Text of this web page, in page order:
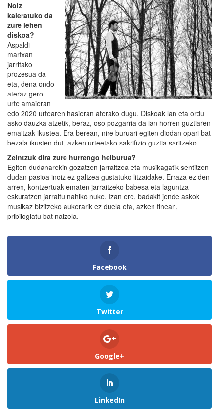
Noiz
kaleratuko da
zure lehen
diskoa?
Aspaldi
martxan
jarritako
prozesua da
eta, dena ondo
ateraz gero,
urte amaieran
edo 2020 urtearen hasieran aterako dugu. Diskoak lan eta ordu
asko dauzka atzetik, beraz, oso pozgarria da lan horren guztiaren
emaitzak ikustea. Era berean, nire buruari egiten diodan opari bat
bezala ikusten dut, azken urteetako sakrifizio guztia saritzeko.
Zeintzuk dira zure hurrengo helburua?
Egiten dudanarekin gozatzen jarraitzea eta musikagatik sentitzen
dudan pasioa inoiz ez galtzea gustatuko litzaidake. Erraza ez den
arren, kontzertuak ematen jarraitzeko babesa eta laguntza
eskuratzen jarraitu nahiko nuke. Izan ere, badakit jende askok
musikaz bizitzeko aukerarik ez duela eta, azken finean,
pribilegiatu bat naizela.
Facebook
Twitter
Google+
LinkedIn